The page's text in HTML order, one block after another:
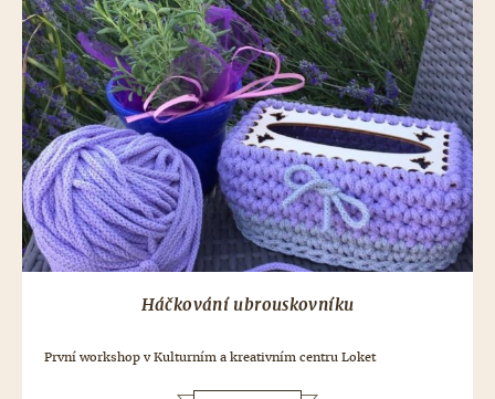
Háčkování ubrouskovníku
První workshop v Kulturním a kreativním centru Loket